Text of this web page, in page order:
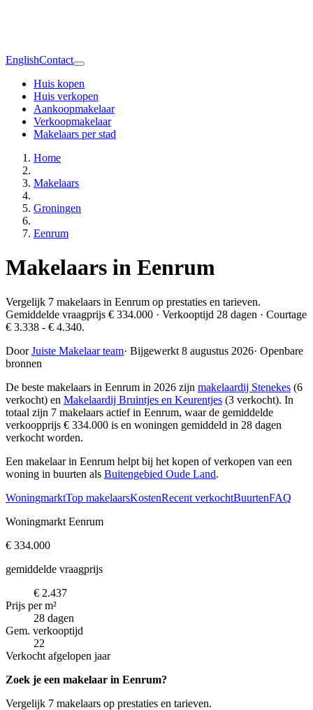
EnglishContact
Huis kopen
Huis verkopen
Aankoopmakelaar
Verkoopmakelaar
Makelaars per stad
Home
Makelaars
Groningen
Eenrum
Makelaars in Eenrum
Vergelijk 7 makelaars in Eenrum op prestaties en tarieven.
Gemiddelde vraagprijs € 334.000 · Verkooptijd 28 dagen · Courtage
€ 3.338 - € 4.340.
DoorJuiste Makelaar team· Bijgewerkt 8 augustus 2026· Openbare
bronnen
De beste makelaars in Eenrum in 2026 zijn makelaardij Stenekes (6
verkocht) en Makelaardij Bruintjes en Keurentjes (3 verkocht). In
totaal zijn 7 makelaars actief in Eenrum, waar de gemiddelde
verkoopprijs € 334.000 is en woningen gemiddeld in 28 dagen
verkocht worden.
Een makelaar in Eenrum helpt bij het kopen of verkopen van een
woning in buurten als Buitengebied Oude Land.
WoningmarktTop makelaarsKostenRecent verkochtBuurtenFAQ
Woningmarkt Eenrum
€ 334.000
gemiddelde vraagprijs
€ 2.437
Prijs per m²
28 dagen
Gem. verkooptijd
22
Verkocht afgelopen jaar
Zoek je een makelaar in Eenrum?
Vergelijk 7 makelaars op prestaties en tarieven.